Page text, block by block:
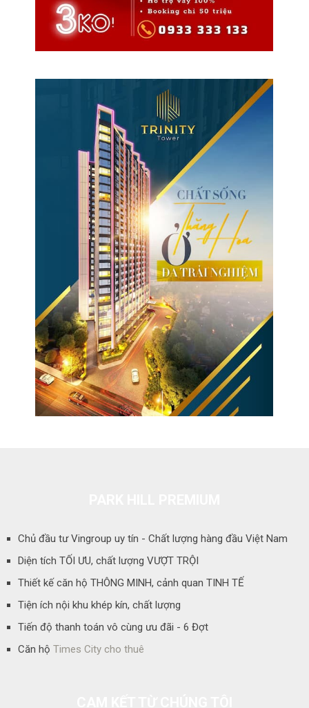
Chủ đầu tư Vingroup uy tín - Chất lượng hàng đầu Việt Nam
Diện tích TỐI ƯU, chất lượng VƯỢT TRỘI
Thiết kế căn hộ THÔNG MINH, cảnh quan TINH TẾ
Tiện ích nội khu khép kín, chất lượng
Tiến độ thanh toán vô cùng ưu đãi - 6 Đợt
Căn hộ Times City cho thuê